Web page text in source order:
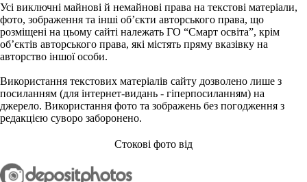
Усі виключні майнові й немайнові права на текстові матеріали,
фото, зображення та інші об’єкти авторського права, що
розміщені на цьому сайті належать ГО “Смарт освіта”, крім
об’єктів авторського права, які містять пряму вказівку на
авторство іншої особи.
Використання текстових матеріалів сайту дозволено лише з
посиланням (для інтернет-видань - гіперпосиланням) на
джерело. Використання фото та зображень без погодження з
редакцією суворо заборонено.
Стокові фото від